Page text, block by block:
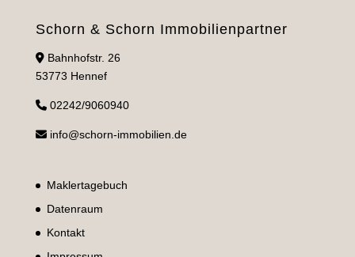
Schorn & Schorn Immobilienpartner
Bahnhofstr. 26
53773 Hennef
02242/9060940
info@schorn-immobilien.de
Maklertagebuch
Datenraum
Kontakt